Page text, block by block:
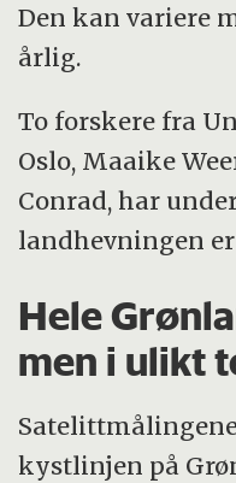
Den kan variere
årlig.
To forskere fra
Oslo, Maaike
Conrad, har
landhevningen
Hele
men i ulikt
kystlinjen på